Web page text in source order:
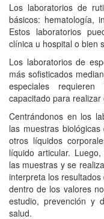
Los laboratorios de
básicos: hematología,
Estos laboratorios
clínica u hospital o bien
Los laboratorios de
más sofisticados
especiales
capacitado para
Centrándonos en los
las muestras
otros líquidos
líquido articular.
las muestras y se
interpreta los
dentro de los valores
estudio, prevención y
salud.